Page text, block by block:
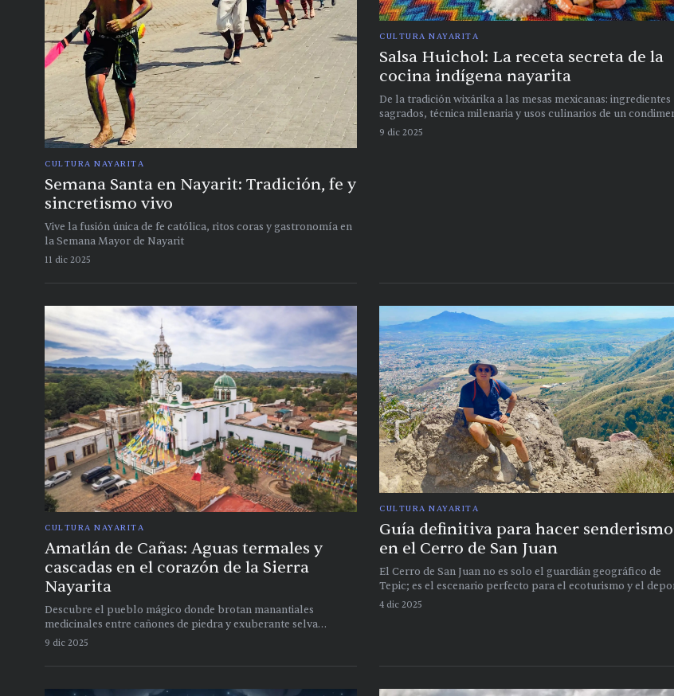
CULTURA NAYARITA
Semana Santa en Nayarit: Tradición, fe y
sincretismo vivo
Vive la fusión única de fe católica, ritos coras y gastronomía en
la Semana Mayor de Nayarit
11 dic 2025
CULTURA NAYARITA
Salsa Huichol: La receta secreta de la
cocina indígena nayarita
De la tradición wixárika a las mesas mexicanas: ingredientes
sagrados, técnica milenaria y usos culinarios de un
que es monumento al minimalismo gastronómico
9 dic 2025
CULTURA NAYARITA
Amatlán de Cañas: Aguas termales y
cascadas en el corazón de la Sierra
Nayarita
Descubre el pueblo mágico donde brotan manantiales
medicinales entre cañones de piedra y exuberante selva
tropical
9 dic 2025
CULTURA NAYARITA
Guía definitiva para hacer senderismo
en el Cerro de San Juan
El Cerro de San Juan no es solo el guardián geográfico de
Tepic; es el escenario perfecto para el ecoturismo y el
Conoce las rutas, qué esperar de la subida y cómo disfrutar
4 dic 2025